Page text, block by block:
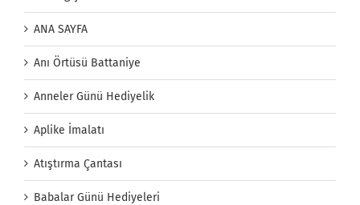
ANA SAYFA
Anı Örtüsü Battaniye
Anneler Günü Hediyelik
Aplike İmalatı
Atıştırma Çantası
Babalar Günü Hediyeleri